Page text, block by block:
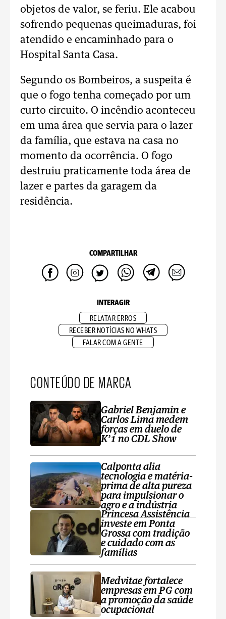
objetos de valor, se feriu. Ele acabou
sofrendo pequenas queimaduras, foi
atendido e encaminhado para o
Hospital Santa Casa.
Segundo os Bombeiros, a suspeita é
que o fogo tenha começado por um
curto circuito. O incêndio aconteceu
em uma área que servia para o lazer
da família, que estava na casa no
momento da ocorrência. O fogo
destruiu praticamente toda área de
lazer e partes da garagem da
residência.
COMPARTILHAR
INTERAGIR
RELATAR ERROS
RECEBER NOTÍCIAS NO WHATS
FALAR COM A GENTE
CONTEÚDO DE MARCA
Gabriel Benjamin e
Carlos Lima medem
forças em duelo de
K’1 no CDL Show
Calponta alia
tecnologia e matéria-
prima de alta pureza
para impulsionar o
agro e a indústria
Princesa Assistência
investe em Ponta
Grossa com tradição
e cuidado com as
famílias
Medvitae fortalece
empresas em PG com
a promoção da saúde
ocupacional